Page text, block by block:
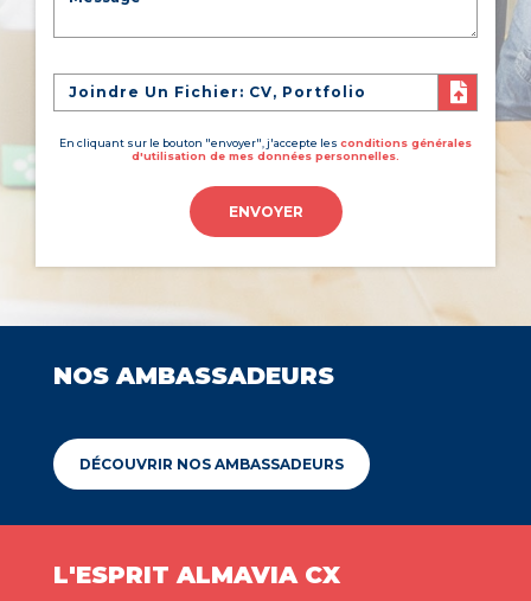
Joindre Un Fichier: CV, Portfolio
En cliquant sur le bouton "envoyer", j'accepte les conditions générales
d'utilisation de mes données personnelles.
ENVOYER
NOS AMBASSADEURS
DÉCOUVRIR NOS AMBASSADEURS
L'ESPRIT ALMAVIA CX